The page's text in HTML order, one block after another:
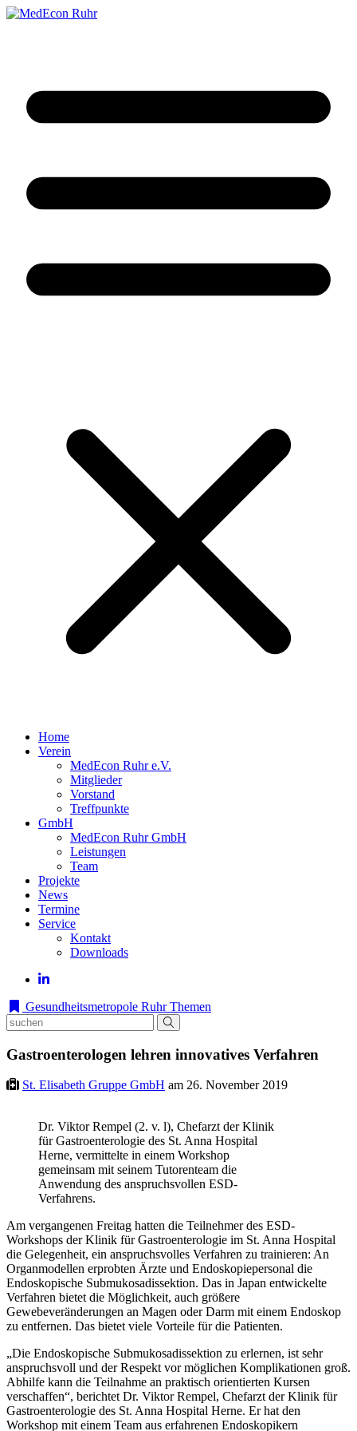
Home
Verein
MedEcon Ruhr e.V.
Mitglieder
Vorstand
Treffpunkte
GmbH
MedEcon Ruhr GmbH
Leistungen
Team
Projekte
News
Termine
Service
Kontakt
Downloads
Gesundheitsmetropole Ruhr Themen
Gastroenterologen lehren innovatives Verfahren
St. Elisabeth Gruppe GmbH am 26. November 2019
Dr. Viktor Rempel (2. v. l), Chefarzt der Klinik
für Gastroenterologie des St. Anna Hospital
Herne, vermittelte in einem Workshop
gemeinsam mit seinem Tutorenteam die
Anwendung des anspruchsvollen ESD-
Verfahrens.
Am vergangenen Freitag hatten die Teilnehmer des ESD-
Workshops der Klinik für Gastroenterologie im St. Anna Hospital
die Gelegenheit, ein anspruchsvolles Verfahren zu trainieren: An
Organmodellen erprobten Ärzte und Endoskopiepersonal die
Endoskopische Submukosadissektion. Das in Japan entwickelte
Verfahren bietet die Möglichkeit, auch größere
Gewebeveränderungen an Magen oder Darm mit einem Endoskop
zu entfernen. Das bietet viele Vorteile für die Patienten.
„Die Endoskopische Submukosadissektion zu erlernen, ist sehr
anspruchsvoll und der Respekt vor möglichen Komplikationen groß.
Abhilfe kann die Teilnahme an praktisch orientierten Kursen
verschaffen“, berichtet Dr. Viktor Rempel, Chefarzt der Klinik für
Gastroenterologie des St. Anna Hospital Herne. Er hat den
Workshop mit einem Team aus erfahrenen Endoskopikern